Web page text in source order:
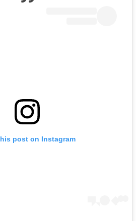
post on Instagram